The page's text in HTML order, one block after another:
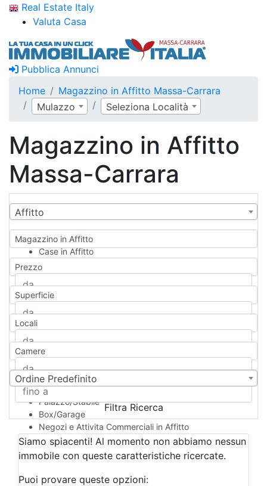
Real Estate Italy
Valuta Casa
Pubblica Annunci
Home
Magazzino in Affitto Massa-Carrara
Mulazzo
Seleziona Località
Magazzino in Affitto
Massa-Carrara
Affitto
Magazzino in Affitto
Case in Affitto
Qualsiasi
Appartamento
Casa indipendente
Casa Semi-indipendente
Attico/Mansarda
Rustico/Casale
Camera d'Albergo
Multiproprietà
Palazzo/Stabile
Box/Garage
Negozi e Attivita Commerciali in Affitto
Qualsiasi
Attività/Licenza Commerciale
Azienda Agricola
Bar/Ristorante
Prezzo
Superficie
Locali
Camere
Ordine Predefinito
Filtra Ricerca
Siamo spiacenti! Al momento non abbiamo nessun
immobile con queste caratteristiche ricercate.
Puoi provare queste opzioni: